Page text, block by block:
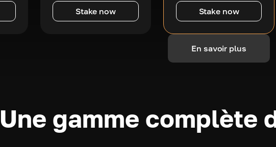
Stake now Stake now
En savoir plus
Une gamme complète